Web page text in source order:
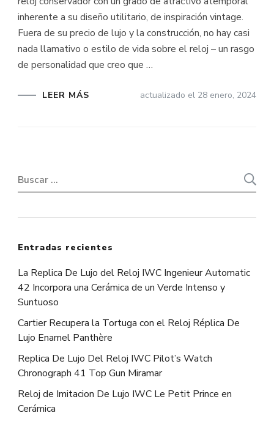
inherente a su diseño utilitario, de inspiración vintage.
Fuera de su precio de lujo y la construcción, no hay casi
nada llamativo o estilo de vida sobre el reloj – un rasgo
de personalidad que creo que …
LEER MÁS actualizado el 28 enero, 2024
Buscar:
Entradas recientes
La Replica De Lujo del Reloj IWC Ingenieur Automatic
42 Incorpora una Cerámica de un Verde Intenso y
Suntuoso
Cartier Recupera la Tortuga con el Reloj Réplica De
Lujo Enamel Panthère
Replica De Lujo Del Reloj IWC Pilot’s Watch
Chronograph 41 Top Gun Miramar
Reloj de Imitacion De Lujo IWC Le Petit Prince en
Cerámica